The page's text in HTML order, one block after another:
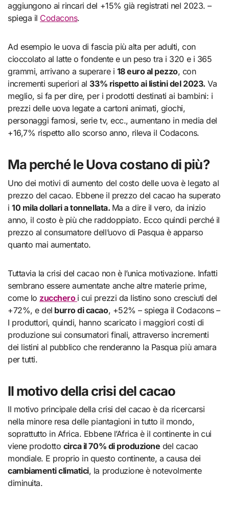
aggiungono ai rincari del +15% già registrati nel 2023. –
spiega il Codacons.
Ad esempio le uova di fascia più alta per adulti, con
cioccolato al latte o fondente e un peso tra i 320 e i 365
grammi, arrivano a superare i 18 euro al pezzo, con
incrementi superiori al 33% rispetto ai listini del 2023. Va
meglio, si fa per dire, per i prodotti destinati ai bambini: i
prezzi delle uova legate a cartoni animati, giochi,
personaggi famosi, serie tv, ecc., aumentano in media del
+16,7% rispetto allo scorso anno, rileva il Codacons.
Ma perché le Uova costano di più?
Uno dei motivi di aumento del costo delle uova è legato al
prezzo del cacao. Ebbene il prezzo del cacao ha superato
i10 mila dollari a tonnellata. Ma a dire il vero, da inizio
anno, il costo è più che raddoppiato. Ecco quindi perché il
prezzo al consumatore dell’uovo di Pasqua è apparso
quanto mai aumentato.
Tuttavia la crisi del cacao non è l’unica motivazione. Infatti
sembrano essere aumentate anche altre materie prime,
come lo zucchero i cui prezzi da listino sono cresciuti del
+72%, e del burro di cacao, +52% – spiega il Codacons –
I produttori, quindi, hanno scaricato i maggiori costi di
produzione sui consumatori finali, attraverso incrementi
dei listini al pubblico che renderanno la Pasqua più amara
per tutti.
Il motivo della crisi del cacao
Il motivo principale della crisi del cacao è da ricercarsi
nella minore resa delle piantagioni in tutto il mondo,
soprattutto in Africa. Ebbene l’Africa è il continente in cui
viene prodotto circa il 70% di produzione del cacao
mondiale. E proprio in questo continente, a causa dei
cambiamenti climatici, la produzione è notevolmente
diminuita.